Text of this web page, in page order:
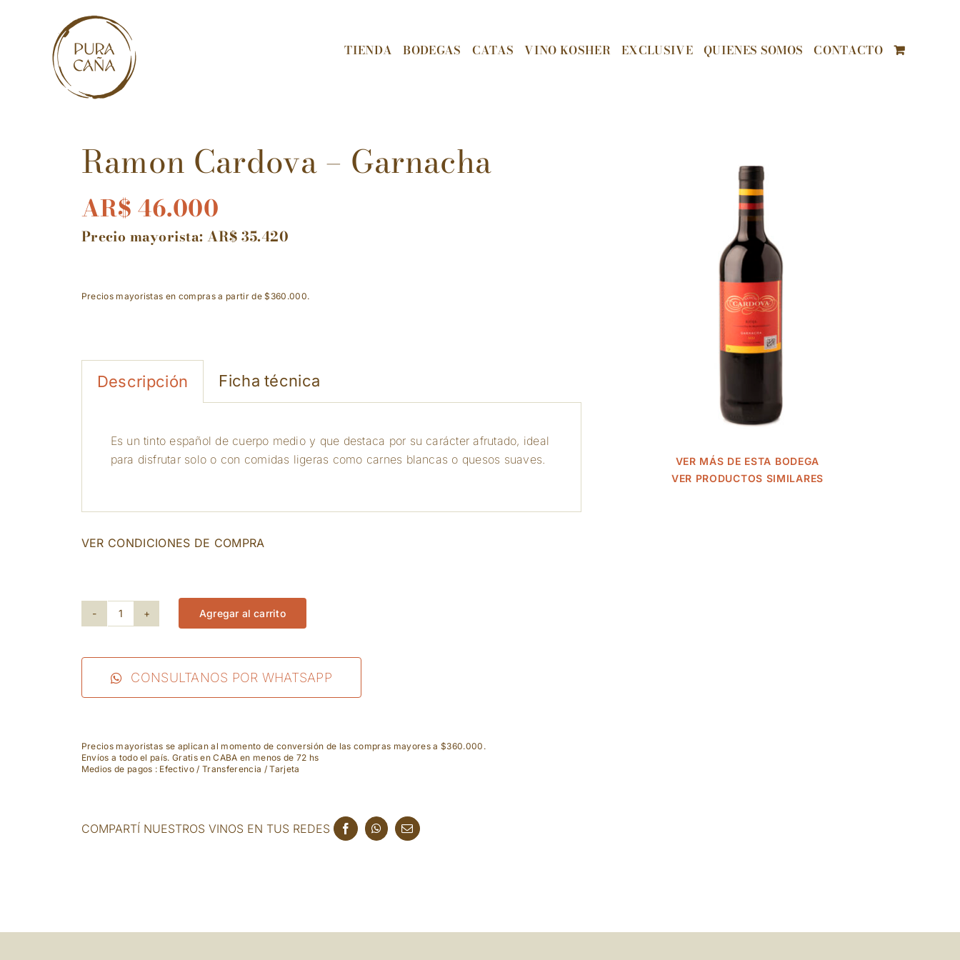
content
TIENDA BODEGAS CATAS VINO KOSHER EXCLUSIVE QUIENES SOMOS CONTACTO
Ramon Cardova – Garnacha
AR$ 46.000
Precio mayorista: AR$ 35.420
Precios mayoristas en compras a partir de $360.000.
Descripción Ficha técnica
Es un tinto español de cuerpo medio y que destaca por su carácter afrutado, ideal
para disfrutar solo o con comidas ligeras como carnes blancas o quesos suaves.
VER CONDICIONES DE COMPRA
Ramon
-
Agregar al carrito
CONSULTANOS POR WHATSAPP
Precios mayoristas se aplican al momento de conversión de las compras mayores a $360.000.
Envíos a todo el país. Gratis en CABA en menos de 72 hs
Medios de pagos : Efectivo / Transferencia / Tarjeta
COMPARTÍ NUESTROS VINOS EN TUS REDES
VER MÁS DE ESTA BODEGA
VER PRODUCTOS SIMILARES